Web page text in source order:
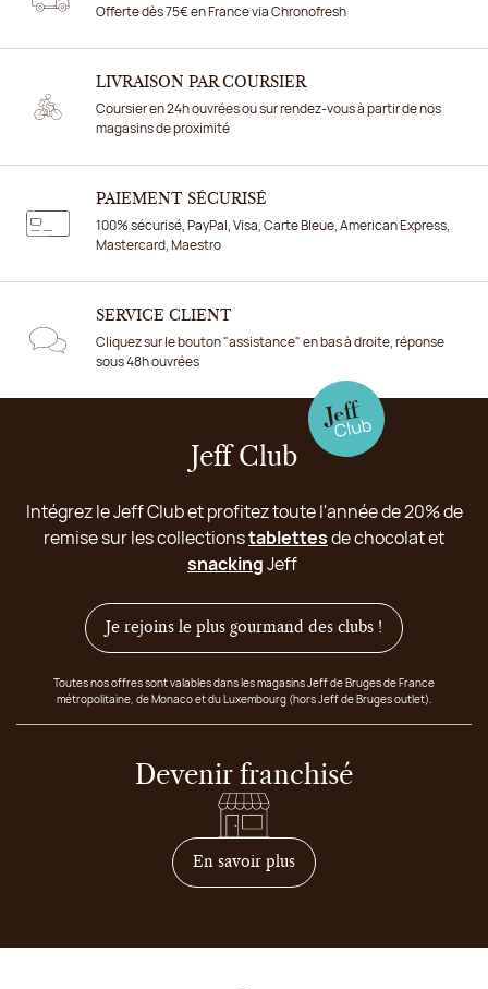
Offerte dès 75€ en France via Chronofresh
LIVRAISON PAR COURSIER
Coursier en 24h ouvrées ou sur rendez-vous à partir de nos
magasins de proximité
PAIEMENT SÉCURISÉ
100% sécurisé, PayPal, Visa, Carte Bleue, American Express,
Mastercard, Maestro
SERVICE CLIENT
Cliquez sur le bouton "assistance" en bas à droite, réponse
sous 48h ouvrées
Jeff Club
Intégrez le Jeff Club et profitez toute l'année de 20% de
remise sur les collectionstablettesde chocolat et
snackingJeff
Je rejoins le plus gourmand des clubs !
Toutes nos offres sont valables dans les magasins Jeff de Bruges de France
métropolitaine, de Monaco et du Luxembourg (hors Jeff de Bruges outlet).
Devenir franchisé
En savoir plussur comment devenir